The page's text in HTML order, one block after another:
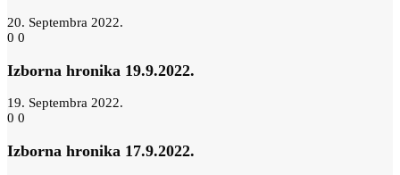
20. Septembra 2022.
0 0
Izborna hronika 19.9.2022.
19. Septembra 2022.
0 0
Izborna hronika 17.9.2022.